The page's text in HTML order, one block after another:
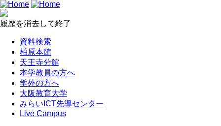
履歴を消去して終了
資料検索
柏原本館
天王寺分館
本学教員の方へ
学外の方へ
大阪教育大学
みらいICT先導センター
Live Campus